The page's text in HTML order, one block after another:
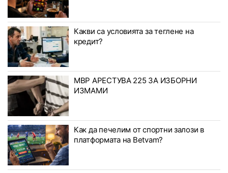
Какви са условията за теглене на
кредит?
МВР АРЕСТУВА 225 ЗА ИЗБОРНИ
ИЗМАМИ
Как да печелим от спортни залози в
платформата на Betvam?